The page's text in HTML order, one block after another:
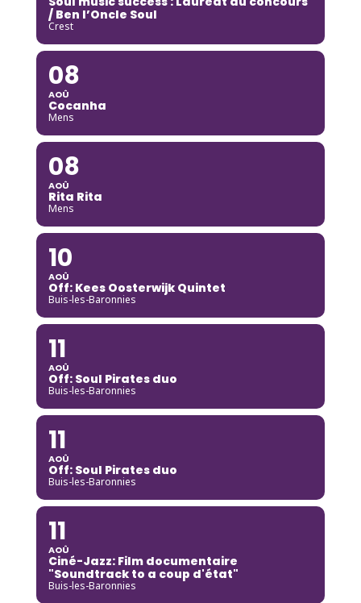
/ Ben l’Oncle Soul
Crest
08
AOÛ
Cocanha
Mens
08
AOÛ
Rita Rita
Mens
10
AOÛ
Off: Kees Oosterwijk Quintet
Buis-les-Baronnies
11
AOÛ
Off: Soul Pirates duo
Buis-les-Baronnies
11
AOÛ
Off: Soul Pirates duo
Buis-les-Baronnies
11
AOÛ
Ciné-Jazz: Film documentaire
"Soundtrack to a coup d'état"
Buis-les-Baronnies